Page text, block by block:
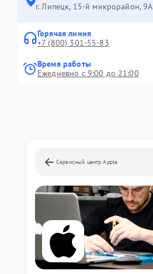
г. Липецк, 15-й микрорайон, 9А
Горячая линия
+7 (800) 301-55-83
Время работы
Ежедневно с 9:00 до 21:00
Сервисный центр Apple